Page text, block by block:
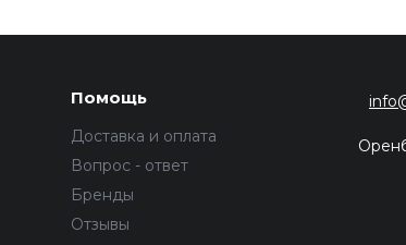
Помощь
Доставка и оплата
Вопрос - ответ
Бренды
Отзывы